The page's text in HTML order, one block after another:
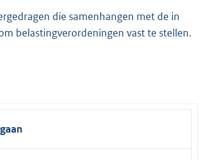
die samenhangen met de in
belastingverordeningen vast te stellen.